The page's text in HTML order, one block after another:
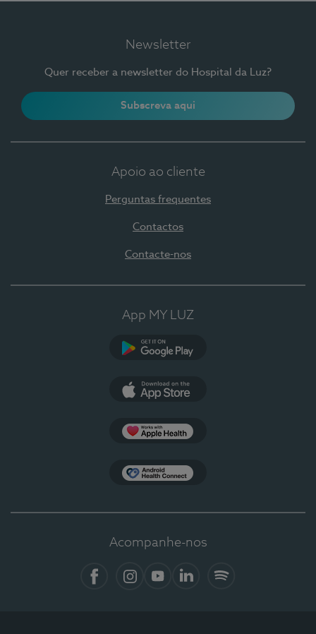
Newsletter
Quer receber a newsletter do Hospital da Luz?
Subscreva aqui
Apoio ao cliente
Perguntas frequentes
Contactos
Contacte-nos
App MY LUZ
Acompanhe-nos